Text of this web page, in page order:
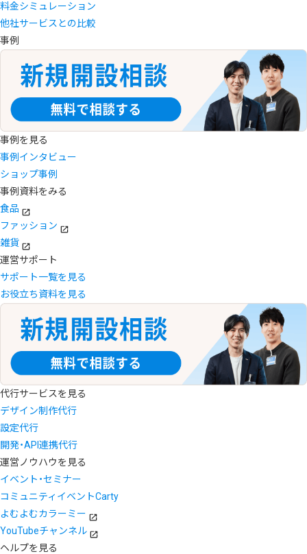
料金シミュレーション
他社サービスとの比較
事例
事例を見る
事例インタビュー
ショップ事例
事例資料をみる
食品
ファッション
雑貨
運営サポート
サポート一覧を見る
お役立ち資料を見る
代行サービスを見る
デザイン制作代行
設定代行
開発・API連携代行
運営ノウハウを見る
イベント・セミナー
コミュニティイベントCarty
よむよむカラーミー
YouTubeチャンネル
ヘルプを見る